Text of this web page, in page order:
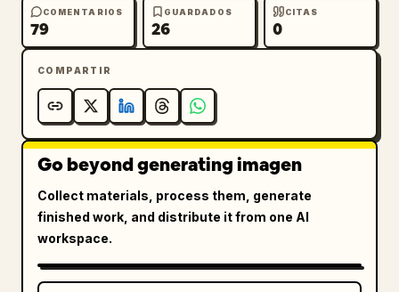
COMENTARIOS
79
GUARDADOS
26
CITAS
0
COMPARTIR
Go beyond generating imagen
Collect materials, process them, generate
finished work, and distribute it from one AI
workspace.